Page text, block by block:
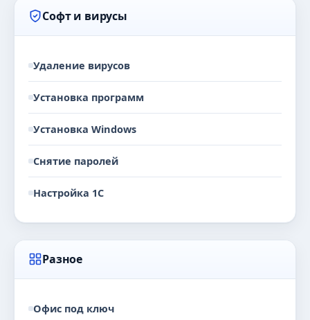
Софт и вирусы
Удаление вирусов
Установка программ
Установка Windows
Снятие паролей
Настройка 1С
Разное
Офис под ключ